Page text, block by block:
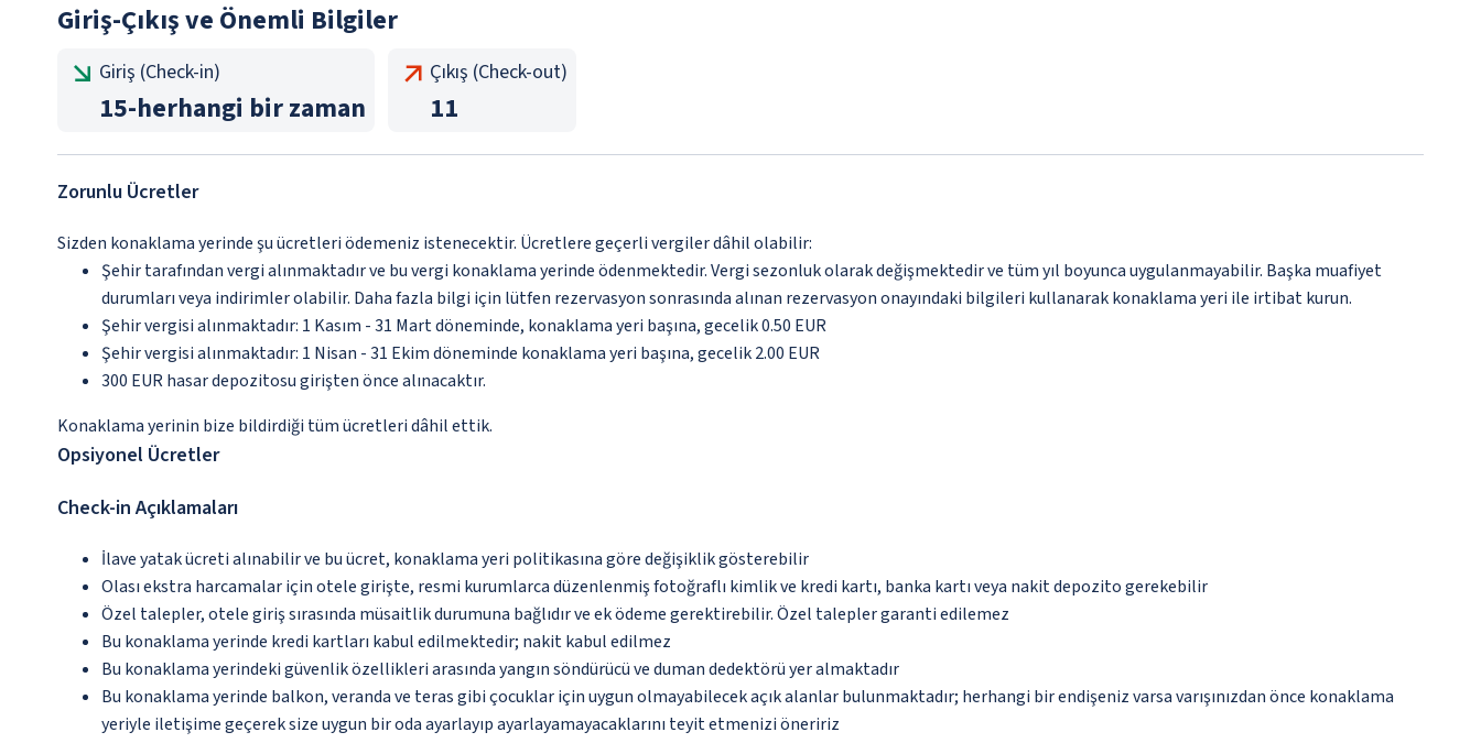
Giriş-Çıkış ve Önemli Bilgiler
Giriş (Check-in)
15-herhangi bir zaman
Çıkış (Check-out)
11
Zorunlu Ücretler
Sizden konaklama yerinde şu ücretleri ödemeniz istenecektir. Ücretlere geçerli vergiler dâhil olabilir:
Şehir tarafından vergi alınmaktadır ve bu vergi konaklama yerinde ödenmektedir. Vergi sezonluk olarak değişmektedir ve tüm yıl boyunca uygulanmayabilir. Başka muafiyet
durumları veya indirimler olabilir. Daha fazla bilgi için lütfen rezervasyon sonrasında alınan rezervasyon onayındaki bilgileri kullanarak konaklama yeri ile irtibat kurun.
Şehir vergisi alınmaktadır: 1 Kasım - 31 Mart döneminde, konaklama yeri başına, gecelik 0.50 EUR
Şehir vergisi alınmaktadır: 1 Nisan - 31 Ekim döneminde konaklama yeri başına, gecelik 2.00 EUR
300 EUR hasar depozitosu girişten önce alınacaktır.
Konaklama yerinin bize bildirdiği tüm ücretleri dâhil ettik.
Opsiyonel Ücretler
Check-in Açıklamaları
İlave yatak ücreti alınabilir ve bu ücret, konaklama yeri politikasına göre değişiklik gösterebilir
Olası ekstra harcamalar için otele girişte, resmi kurumlarca düzenlenmiş fotoğraflı kimlik ve kredi kartı, banka kartı veya nakit depozito gerekebilir
Özel talepler, otele giriş sırasında müsaitlik durumuna bağlıdır ve ek ödeme gerektirebilir. Özel talepler garanti edilemez
Bu konaklama yerinde kredi kartları kabul edilmektedir; nakit kabul edilmez
Bu konaklama yerindeki güvenlik özellikleri arasında yangın söndürücü ve duman dedektörü yer almaktadır
Bu konaklama yerinde balkon, veranda ve teras gibi çocuklar için uygun olmayabilecek açık alanlar bulunmaktadır; herhangi bir endişeniz varsa varışınızdan önce konaklama
yeriyle iletişime geçerek size uygun bir oda ayarlayıp ayarlayamayacaklarını teyit etmenizi öneririz